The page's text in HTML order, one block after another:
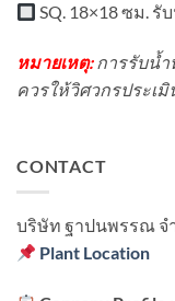
SQ. 18×18 ซม.
หมายเหตุ: การรับน้
ควรให้วิศวกรประเ
CONTACT
บริษัท ฐาปนพรรณ จํ
Plant Location